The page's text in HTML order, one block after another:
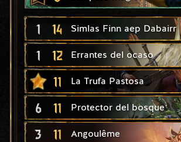
1 14 Simlas Finn aep Dabairr
1 12 Errantes del ocaso
11 La Trufa Pastosa
6 11 Protector del bosque
3 11 Angoulême